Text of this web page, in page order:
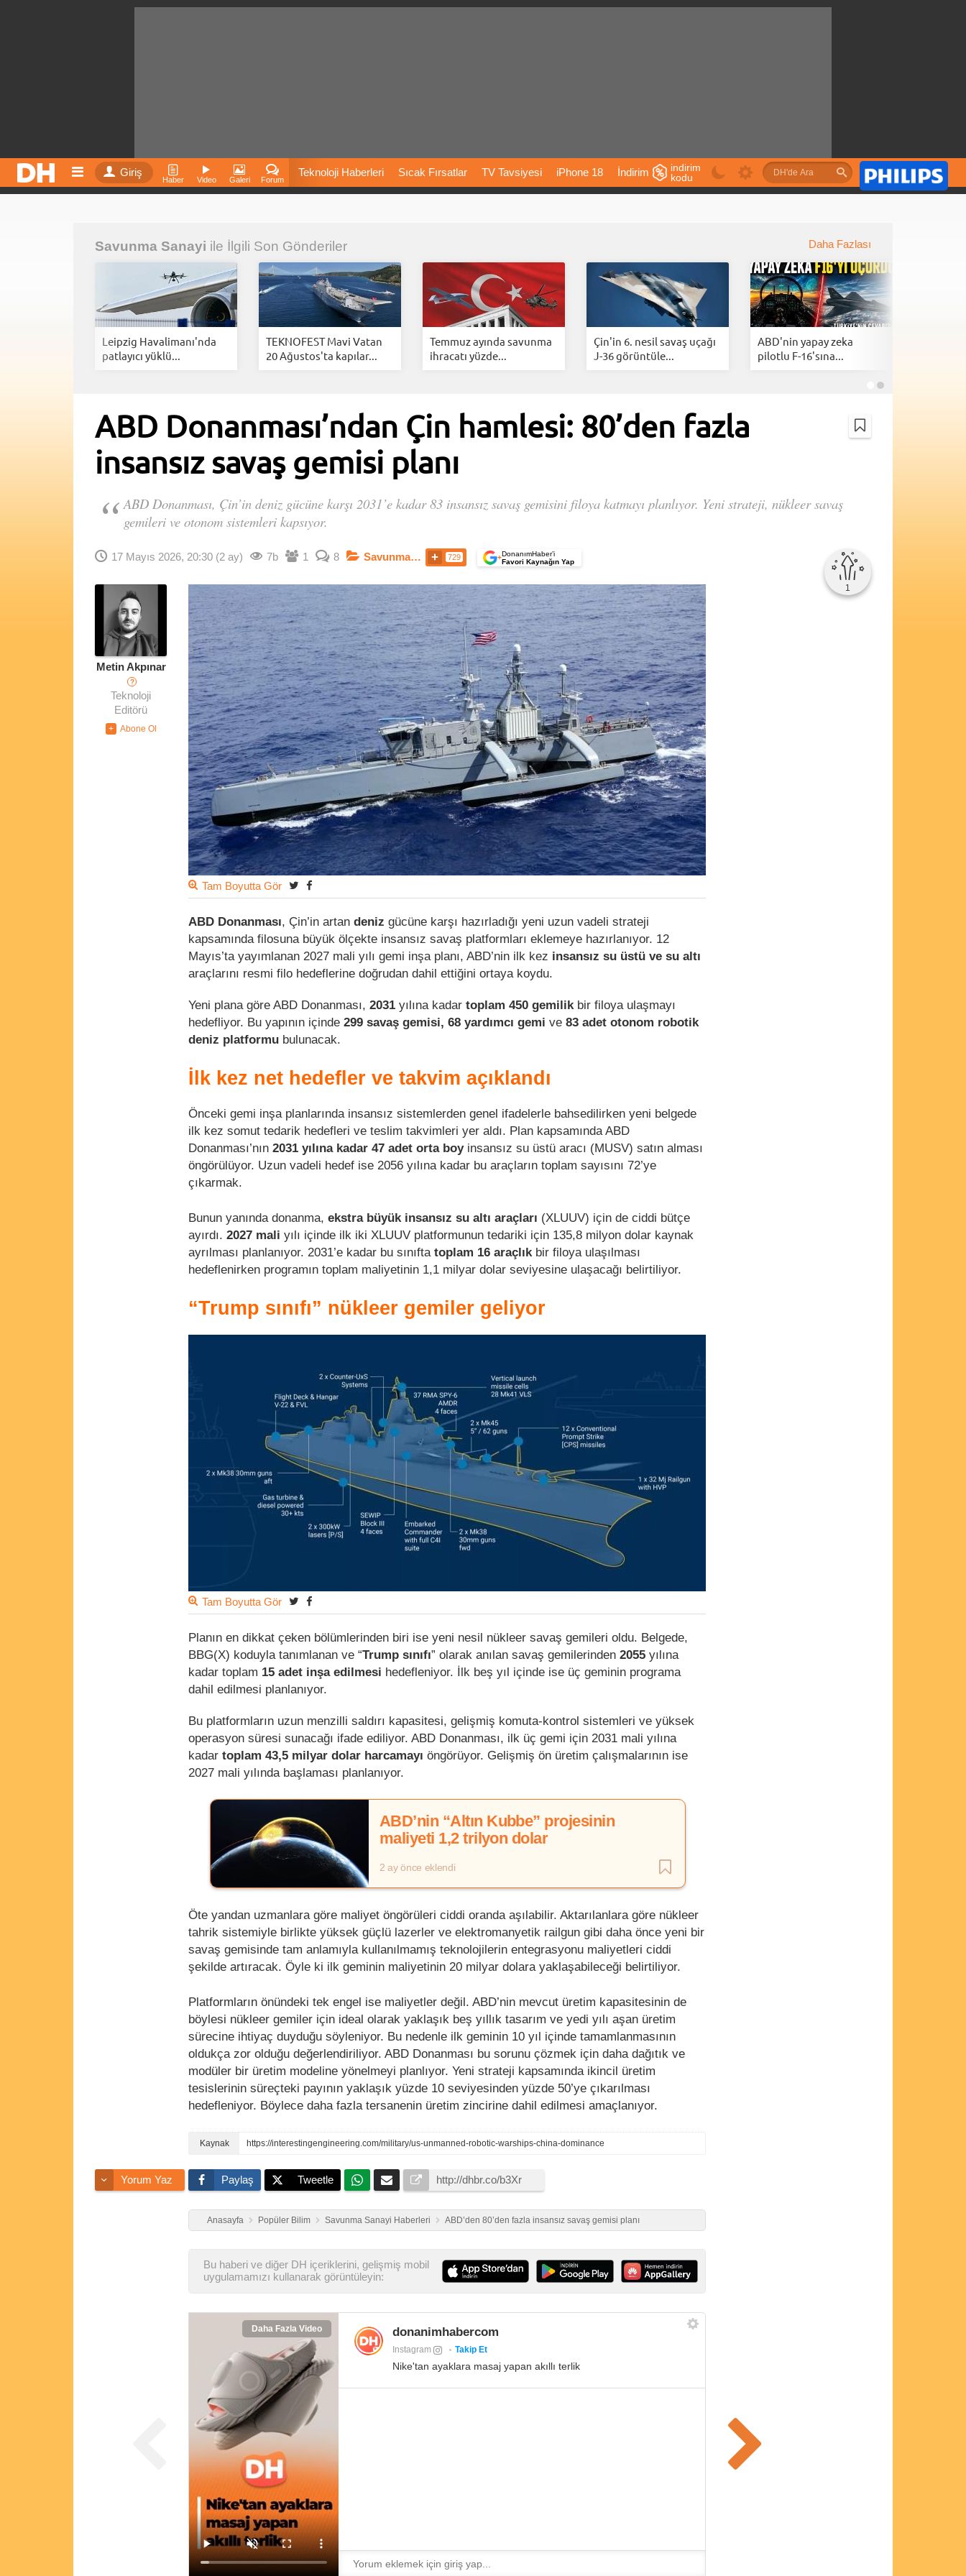
Giriş
Haber Video Galeri Forum
Teknoloji Haberleri Sıcak Fırsatlar TV Tavsiyesi iPhone 18 İndirim
Fiyatları Vizyondaki
İnstagram Dondurma İnstagram Çöktü Mü
indirim
kodu
Savunma Sanayi ile İlgili Son Gönderiler Daha Fazlası
Leipzig Havalimanı'nda
patlayıcı yüklü...
TEKNOFEST Mavi Vatan
20 Ağustos'ta kapılar...
Temmuz ayında savunma
ihracatı yüzde...
Çin'in 6. nesil savaş uçağı
J-36 görüntüle...
ABD'nin yapay zeka
pilotlu F-16'sına...
ABD Donanması’ndan Çin hamlesi: 80’den fazla
insansız savaş gemisi planı
ABD Donanması, Çin’in deniz gücüne karşı 2031’e kadar 83 insansız savaş gemisini filoya katmayı planlıyor. Yeni strateji, nükleer savaş
gemileri ve otonom sistemleri kapsıyor.
17 Mayıs 2026, 20:30 (2 ay) 7b 1 8 Savunma Sanayi 729 +DonanımHaber’i
Favori Kaynağın Yap
1
Metin Akpınar
?
Teknoloji
Editörü
Tam Boyutta Gör
ABD Donanması, Çin’in artan deniz gücüne karşı hazırladığı yeni uzun vadeli strateji
kapsamında filosuna büyük ölçekte insansız savaş platformları eklemeye hazırlanıyor. 12
Mayıs’ta yayımlanan 2027 mali yılı gemi inşa planı, ABD’nin ilk kez insansız su üstü ve su altı
araçlarını resmi filo hedeflerine doğrudan dahil ettiğini ortaya koydu.
Yeni plana göre ABD Donanması, 2031 yılına kadar toplam 450 gemilikbir filoya ulaşmayı
hedefliyor. Bu yapının içinde 299 savaş gemisi, 68 yardımcı gemi ve 83 adet otonom robotik
deniz platformu bulunacak.
İlk kez net hedefler ve takvim açıklandı
Önceki gemi inşa planlarında insansız sistemlerden genel ifadelerle bahsedilirken yeni belgede
ilk kez somut tedarik hedefleri ve teslim takvimleri yer aldı. Plan kapsamında ABD
Donanması’nın 2031 yılına kadar 47 adet orta boyinsansız su üstü aracı (MUSV) satın alması
öngörülüyor. Uzun vadeli hedef ise 2056 yılına kadar bu araçların toplam sayısını 72’ye
çıkarmak.
Bunun yanında donanma, ekstra büyük insansız su altı araçları (XLUUV) için de ciddi bütçe
ayırdı. 2027 mali yılı içinde ilk iki XLUUV platformunun tedariki için 135,8 milyon dolar kaynak
ayrılması planlanıyor. 2031’e kadar bu sınıfta toplam 16 araçlıkbir filoya ulaşılması
hedeflenirken programın toplam maliyetinin 1,1 milyar dolar seviyesine ulaşacağı belirtiliyor.
“Trump sınıfı” nükleer gemiler geliyor
Tam Boyutta Gör
Planın en dikkat çeken bölümlerinden biri ise yeni nesil nükleer savaş gemileri oldu. Belgede,
BBG(X) koduyla tanımlanan ve “Trump sınıfı” olarak anılan savaş gemilerinden 2055 yılına
kadar toplam 15 adet inşa edilmesi hedefleniyor. İlk beş yıl içinde ise üç geminin programa
dahil edilmesi planlanıyor.
Bu platformların uzun menzilli saldırı kapasitesi, gelişmiş komuta-kontrol sistemleri ve yüksek
operasyon süresi sunacağı ifade ediliyor. ABD Donanması, ilk üç gemi için 2031 mali yılına
kadar toplam 43,5 milyar dolar harcamayı öngörüyor. Gelişmiş ön üretim çalışmalarının ise
2027 mali yılında başlaması planlanıyor.
ABD’nin “Altın Kubbe” projesinin
maliyeti 1,2 trilyon dolar
2 ay önce eklendi
Öte yandan uzmanlara göre maliyet öngörüleri ciddi oranda aşılabilir. Aktarılanlara göre nükleer
tahrik sistemiyle birlikte yüksek güçlü lazerler ve elektromanyetik railgun gibi daha önce yeni bir
savaş gemisinde tam anlamıyla kullanılmamış teknolojilerin entegrasyonu maliyetleri ciddi
şekilde artıracak. Öyle ki ilk geminin maliyetinin 20 milyar dolara yaklaşabileceği belirtiliyor.
Platformların önündeki tek engel ise maliyetler değil. ABD’nin mevcut üretim kapasitesinin de
böylesi nükleer gemiler için ideal olarak yaklaşık beş yıllık tasarım ve yedi yılı aşan üretim
sürecine ihtiyaç duyduğu söyleniyor. Bu nedenle ilk geminin 10 yıl içinde tamamlanmasının
oldukça zor olduğu değerlendiriliyor. ABD Donanması bu sorunu çözmek için daha dağıtık ve
modüler bir üretim modeline yönelmeyi planlıyor. Yeni strateji kapsamında ikincil üretim
tesislerinin süreçteki payının yaklaşık yüzde 10 seviyesinden yüzde 50’ye çıkarılması
hedefleniyor. Böylece daha fazla tersanenin üretim zincirine dahil edilmesi amaçlanıyor.
https://interestingengineering.com/military/us-unmanned-robotic-warships-china-dominance
Yorum Yaz Paylaş Tweetle
Anasayfa Popüler Bilim Savunma Sanayi Haberleri ABD’den 80’den fazla insansız savaş gemisi planı
Bu haberi ve diğer DH içeriklerini, gelişmiş mobil
uygulamamızı kullanarak görüntüleyin:
Daha Fazla Video donanimhabercom
Instagram Takip Et
Nike'tan ayaklara masaj yapan akıllı terlik